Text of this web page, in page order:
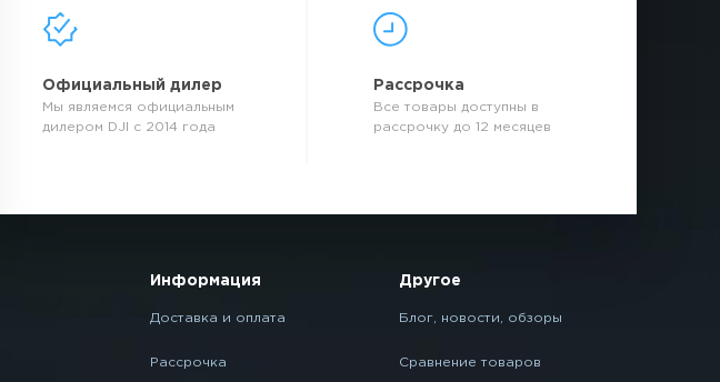
Официальный дилер
Мы являемся официальным
дилером DJI с 2014 года
Рассрочка
Все товары доступны в
рассрочку до 12 месяцев
Информация
Доставка и оплата
Рассрочка
Другое
Блог, новости, обзоры
Сравнение товаров